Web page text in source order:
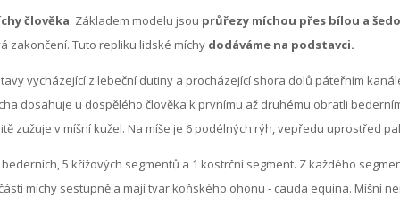
člověka. Základem modelu jsou průřezy míchou přes bílou a
zakončení. Tuto repliku lidské míchy dodáváme na podstavci.
vycházející z lebeční dutiny a procházející shora dolů páteřním
dosahuje u dospělého člověka k prvnímu až druhému obratli
zužuje v míšní kužel. Na míše je 6 podélných rýh, vepředu uprostřed
5 křížových segmentů a 1 kostrční segment. Z každého
míchy sestupně a mají tvar koňského ohonu - cauda equina. Míšní